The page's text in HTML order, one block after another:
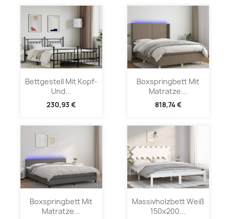
Bettgestell Mit Kopf-
Und...
230,93 €
Boxspringbett Mit
Matratze...
818,74 €
Boxspringbett Mit
Matratze...
Massivholzbett Weiß
150x200...